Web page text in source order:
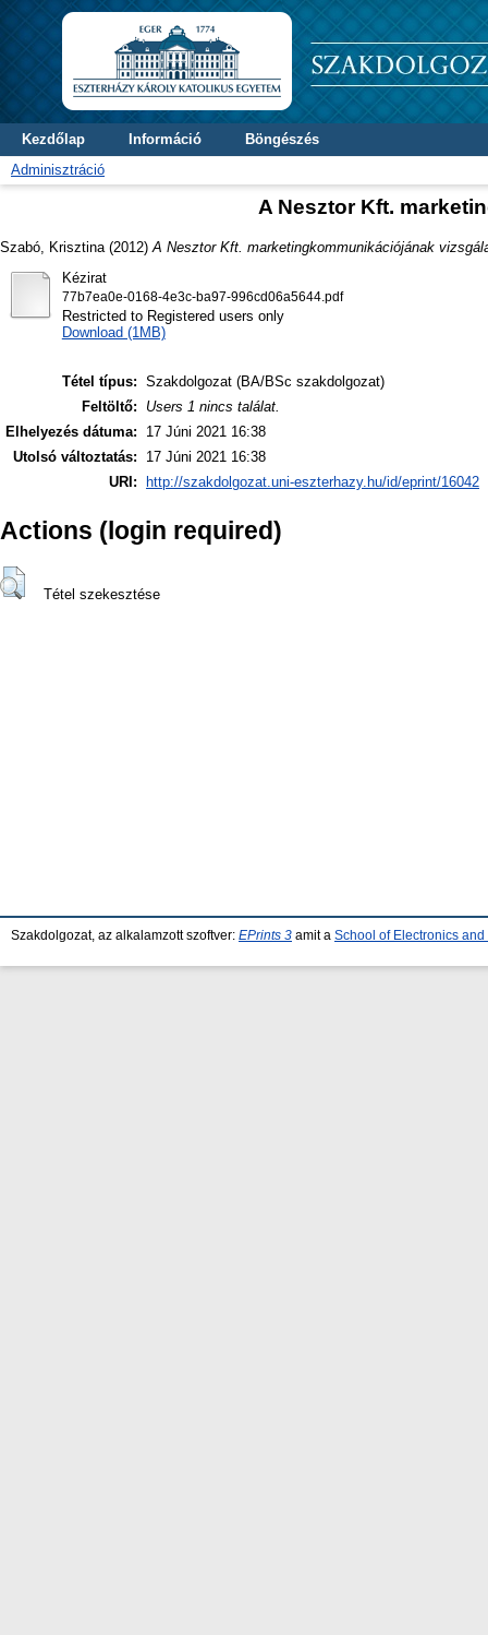
Kezdőlap Információ
Böngészés
Adminisztráció
A Nesztor Kft.
Szabó, Krisztina (2012) A Nesztor Kft. marketingkommunikációjának
Kézirat
77b7ea0e-0168-4e3c-ba97-996cd06a5644.pdf
Restricted to Registered users only
Download (1MB)
Tétel típus: Szakdolgozat (BA/BSc szakdolgozat)
Feltöltő:
Users 1 nincs találat.
Elhelyezés dátuma:
17 Júni 2021 16:38
Utolsó változtatás:
17 Júni 2021 16:38
URI:
http://szakdolgozat.uni-eszterhazy.hu/id/eprint/16042
Actions (login required)
Tétel szekesztése
Szakdolgozat, az alkalamzott szoftver: EPrints 3 amit a School of Electronics